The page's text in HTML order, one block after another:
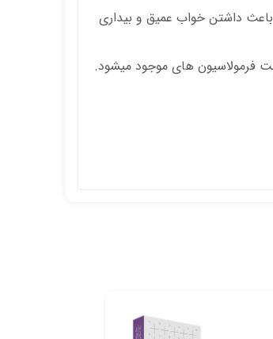
باعث داشتنخواب عمیق و بیداری